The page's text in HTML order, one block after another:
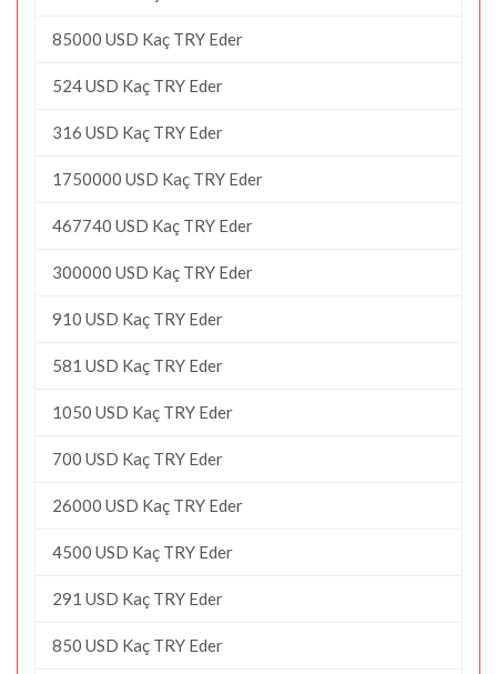
85000 USD Kaç TRY Eder
524 USD Kaç TRY Eder
316 USD Kaç TRY Eder
1750000 USD Kaç TRY Eder
467740 USD Kaç TRY Eder
300000 USD Kaç TRY Eder
910 USD Kaç TRY Eder
581 USD Kaç TRY Eder
1050 USD Kaç TRY Eder
700 USD Kaç TRY Eder
26000 USD Kaç TRY Eder
4500 USD Kaç TRY Eder
291 USD Kaç TRY Eder
850 USD Kaç TRY Eder